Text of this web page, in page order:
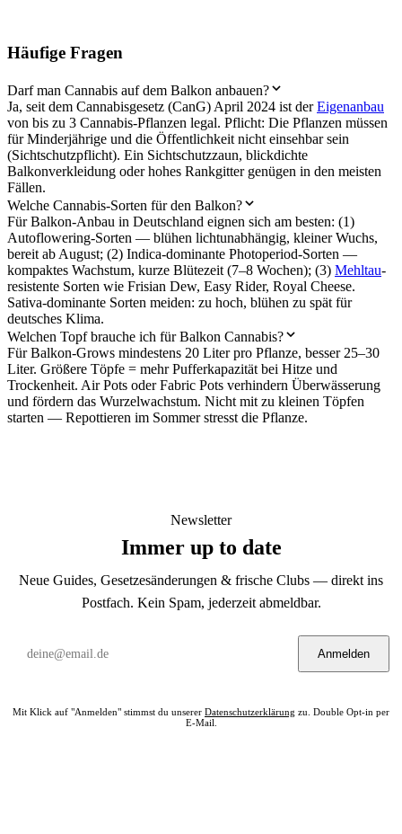
Häufige Fragen
Darf man Cannabis auf dem Balkon anbauen?
Ja, seit dem Cannabisgesetz (CanG) April 2024 ist derEigenanbau
von bis zu 3 Cannabis-Pflanzen legal. Pflicht: Die Pflanzen müssen
für Minderjährige und die Öffentlichkeit nicht einsehbar sein
(Sichtschutzpflicht). Ein Sichtschutzzaun, blickdichte
Balkonverkleidung oder hohes Rankgitter genügen in den meisten
Fällen.
Welche Cannabis-Sorten für den Balkon?
Für Balkon-Anbau in Deutschland eignen sich am besten: (1)
Autoflowering-Sorten — blühen lichtunabhängig, kleiner Wuchs,
bereit ab August; (2) Indica-dominante Photoperiod-Sorten —
kompaktes Wachstum, kurze Blütezeit (7–8 Wochen); (3) Mehltau-
resistente Sorten wie Frisian Dew, Easy Rider, Royal Cheese.
Sativa-dominante Sorten meiden: zu hoch, blühen zu spät für
deutsches Klima.
Welchen Topf brauche ich für Balkon Cannabis?
Für Balkon-Grows mindestens 20 Liter pro Pflanze, besser 25–30
Liter. Größere Töpfe = mehr Pufferkapazität bei Hitze und
Trockenheit. Air Pots oder Fabric Pots verhindern Überwässerung
und fördern das Wurzelwachstum. Nicht mit zu kleinen Töpfen
starten — Repottieren im Sommer stresst die Pflanze.
Newsletter
Immer up to date
Neue Guides, Gesetzesänderungen & frische Clubs — direkt ins
Postfach. Kein Spam, jederzeit abmeldbar.
Anmelden
Mit Klick auf "Anmelden" stimmst du unserer Datenschutzerklärung zu. Double Opt-in per
E-Mail.